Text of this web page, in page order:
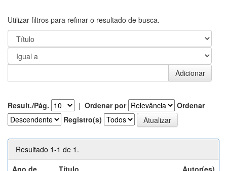
Utilizar filtros para refinar o resultado de busca.
Result./Pág. | Ordenar por
Ordenar
Registro(s)
Resultado 1-1 de 1.
Ano de
Título Autor(es)